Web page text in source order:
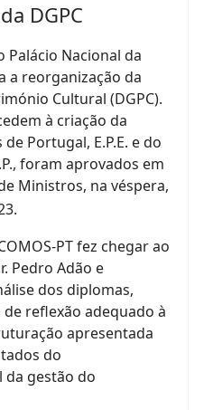
DGPC
Palácio Nacional da
a reorganização da
Cultural (DGPC).
à criação da
Portugal, E.P.E. e do
foram aprovados em
Ministros, na véspera,
PT fez chegar ao
Pedro Adão e
dos diplomas,
reflexão adequado à
apresentada
do
gestão do